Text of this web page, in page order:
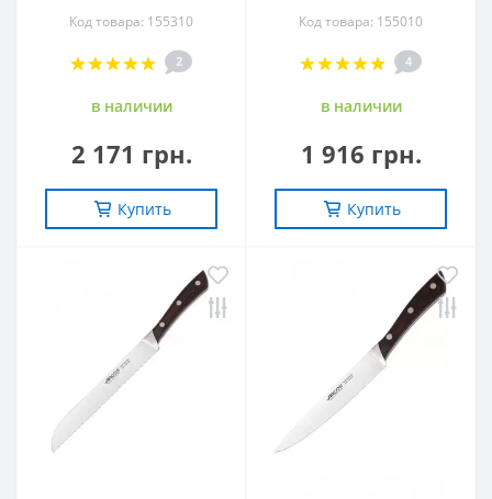
Код товара: 155310
2
в наличии
2 171 грн.
Купить
Код товара: 155010
4
в наличии
1 916 грн.
Купить